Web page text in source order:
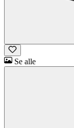
Se alle